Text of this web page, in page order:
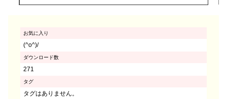
お気に入り
(^o^)/
ダウンロード数
271
タグ
タグはありません。